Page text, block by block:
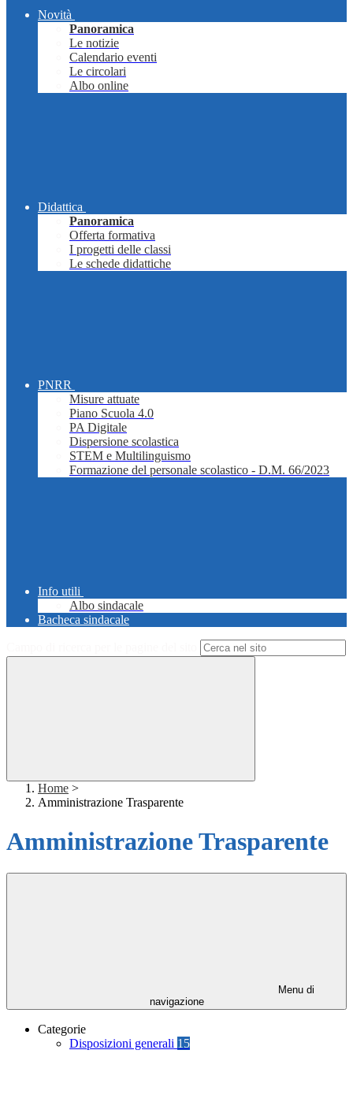
Novità
Panoramica
Le notizie
Calendario eventi
Le circolari
Albo online
Didattica
Panoramica
Offerta formativa
I progetti delle classi
Le schede didattiche
PNRR
Misure attuate
Piano Scuola 4.0
PA Digitale
Dispersione scolastica
STEM e Multilinguismo
Formazione del personale scolastico - D.M. 66/2023
Info utili
Albo sindacale
Bacheca sindacale
Home >
Amministrazione Trasparente
Amministrazione Trasparente
Menu di
navigazione
Categorie
Disposizioni generali 15